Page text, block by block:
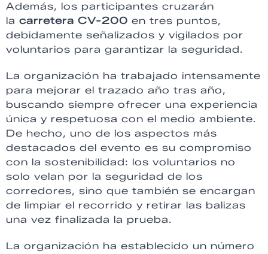
Además, los participantes cruzarán
la carretera CV-200 en tres puntos,
debidamente señalizados y vigilados por
voluntarios para garantizar la seguridad.
La organización ha trabajado intensamente
para mejorar el trazado año tras año,
buscando siempre ofrecer una experiencia
única y respetuosa con el medio ambiente.
De hecho, uno de los aspectos más
destacados del evento es su compromiso
con la sostenibilidad: los voluntarios no
solo velan por la seguridad de los
corredores, sino que también se encargan
de limpiar el recorrido y retirar las balizas
una vez finalizada la prueba.
La organización ha establecido un número